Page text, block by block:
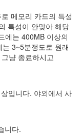
메모리 카드의 특성
특성이 안맞아 해당
에는 400MB 이상의
3~5분정도로 원래
냥 종료하시고
입니다. 야외에서 사
니다.